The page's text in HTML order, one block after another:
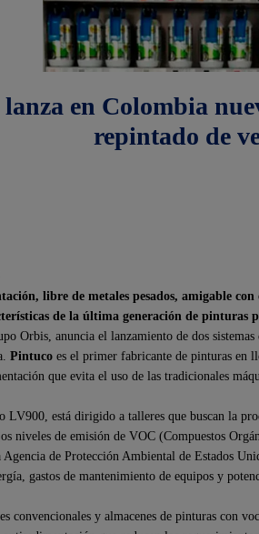
en Colombia
repintado de
libre de metales pesados, amigable
de la última generación de pinturas
Orbis, anuncia el lanzamiento de dos
Pintuco es el primer fabricante de pinturas en
que evita el uso de las tradicionales
LV900, está dirigido a talleres que buscan la
niveles de emisión de VOC (Compuestos
Agencia de Protección Ambiental de Estados
gastos de mantenimiento de equipos y
convencionales y almacenes de pinturas con